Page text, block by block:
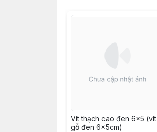
Vít thạch cao đen 6x5 (vít
gỗ đen 6x5cm)